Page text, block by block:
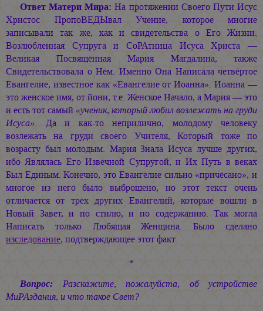
Ответ Матери Мира: На протяжении Своего Пути Исус
Христос ПропоВЕДЫвал Учение, которое многие
записывали так же, как и свидетельства о Его Жизни.
Возлюбленная Супруга и СоРАтница Исуса Христа —
Великая Посвящённая Мария Магдалина, также
Свидетельствовала о Нём. Именно Она Написала четвёртое
Евангелие, известное как «Евангелие от Иоанна». Иоанна —
это женское имя, от йони, т.е. Женское Начало, а Мария — это
и есть тот самый «ученик, который любил возлежать на груди
Исуса». Да и как-то неприлично, молодому человеку
возлежать на груди своего Учителя, Который тоже по
возрасту был молодым. Мария Знала Исуса лучше других,
ибо Являлась Его Извечной Супругой, и Их Путь в веках
Был Единым. Конечно, это Евангелие сильно «причёсано», и
многое из него было выброшено, но этот текст очень
отличается от трёх других Евангелий, которые вошли в
Новый Завет, и по стилю, и по содержанию. Так могла
Написать только Любящая Женщина. Было сделано
изследование, подтверждающее этот факт.
*
Вопрос: Разскажите, пожалуйста, об устройстве
МиРАздания, и что такое Свет?